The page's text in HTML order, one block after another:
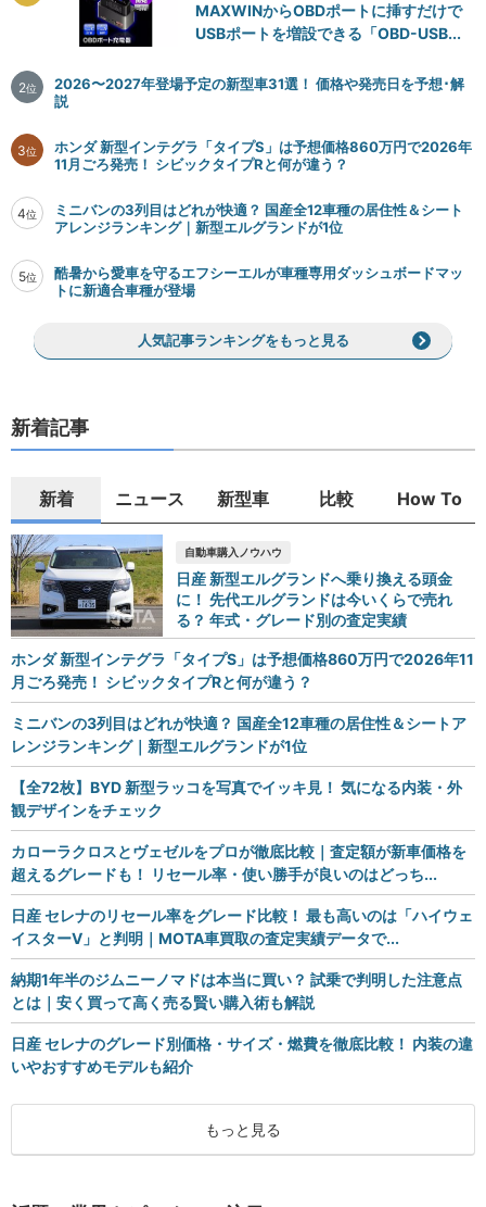
MAXWINからOBDポートに挿すだけで
USBポートを増設できる「OBD-USB...
2位
2026〜2027年登場予定の新型車31選！ 価格や発売日を予想･解
説
3位
ホンダ 新型インテグラ「タイプS」は予想価格860万円で2026年
11月ごろ発売！ シビックタイプRと何が違う？
4位
ミニバンの3列目はどれが快適？ 国産全12車種の居住性＆シート
アレンジランキング｜新型エルグランドが1位
5位
酷暑から愛車を守るエフシーエルが車種専用ダッシュボードマッ
トに新適合車種が登場
人気記事ランキングをもっと見る
新着記事
新着 ニュース 新型車 比較 How To
自動車購入ノウハウ
日産 新型エルグランドへ乗り換える頭金
に！ 先代エルグランドは今いくらで売れ
る？ 年式・グレード別の査定実績
ホンダ 新型インテグラ「タイプS」は予想価格860万円で2026年11
月ごろ発売！ シビックタイプRと何が違う？
ミニバンの3列目はどれが快適？ 国産全12車種の居住性＆シートア
レンジランキング｜新型エルグランドが1位
【全72枚】BYD 新型ラッコを写真でイッキ見！ 気になる内装・外
観デザインをチェック
カローラクロスとヴェゼルをプロが徹底比較｜査定額が新車価格を
超えるグレードも！ リセール率・使い勝手が良いのはどっち...
日産 セレナのリセール率をグレード比較！ 最も高いのは「ハイウェ
イスターV」と判明｜MOTA車買取の査定実績データで...
納期1年半のジムニーノマドは本当に買い？ 試乗で判明した注意点
とは｜安く買って高く売る賢い購入術も解説
日産 セレナのグレード別価格・サイズ・燃費を徹底比較！ 内装の違
いやおすすめモデルも紹介
もっと見る